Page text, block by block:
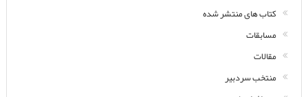
کتاب های منتشر شده
مسابقات
مقالات
منتخب سردبیر